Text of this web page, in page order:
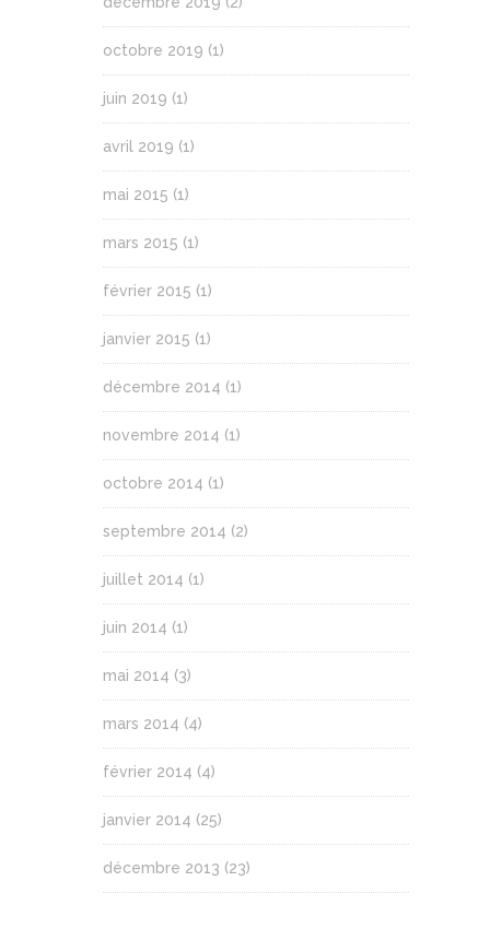
octobre 2019 (1)
juin 2019 (1)
avril 2019 (1)
mai 2015 (1)
mars 2015 (1)
février 2015 (1)
janvier 2015 (1)
décembre 2014 (1)
novembre 2014 (1)
octobre 2014 (1)
septembre 2014 (2)
juillet 2014 (1)
juin 2014 (1)
mai 2014 (3)
mars 2014 (4)
février 2014 (4)
janvier 2014 (25)
décembre 2013 (23)